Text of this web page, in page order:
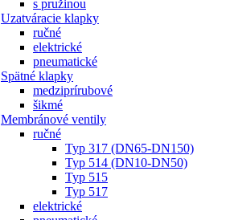
s pružinou
Uzatváracie klapky
ručné
elektrické
pneumatické
Spätné klapky
medziprírubové
šikmé
Membránové ventily
ručné
Typ 317 (DN65-DN150)
Typ 514 (DN10-DN50)
Typ 515
Typ 517
elektrické